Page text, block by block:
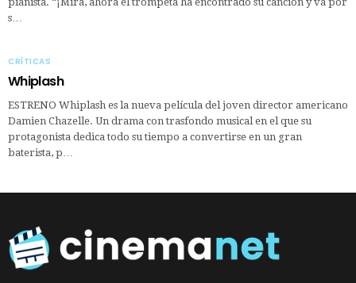
s…
CRÍTICAS
Whiplash
ESTRENO Whiplash es la nueva película del joven director americano
Damien Chazelle. Un drama con trasfondo musical en el que su
protagonista dedica todo su tiempo a convertirse en un gran
baterista, p…